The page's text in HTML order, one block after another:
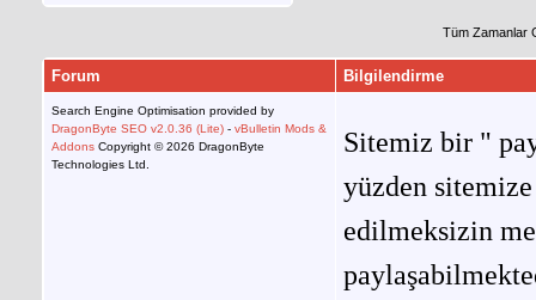
Tüm Zamanlar
Forum Bilgilendirme
Search Engine Optimisation provided by
DragonByte SEO v2.0.36 (Lite) - vBulletin Mods &
Addons Copyright © 2026 DragonByte
Technologies Ltd.
Sitemiz bir "
yüzden
edilmeksizin